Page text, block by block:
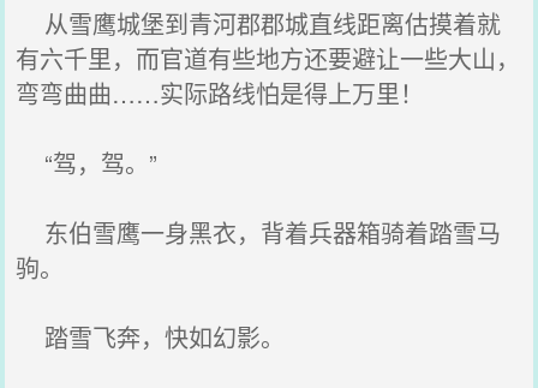
从雪鹰城堡到青河郡郡城直线距离估摸着就
有六千里，而官道有些地方还要避让一些大山，
弯弯曲曲……实际路线怕是得上万里！
“驾，驾。”
东伯雪鹰一身黑衣，背着兵器箱骑着踏雪马
驹。
踏雪飞奔，快如幻影。